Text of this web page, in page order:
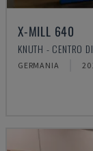
X-MILL 640
KNUTH - CENTRO
GERMANIA